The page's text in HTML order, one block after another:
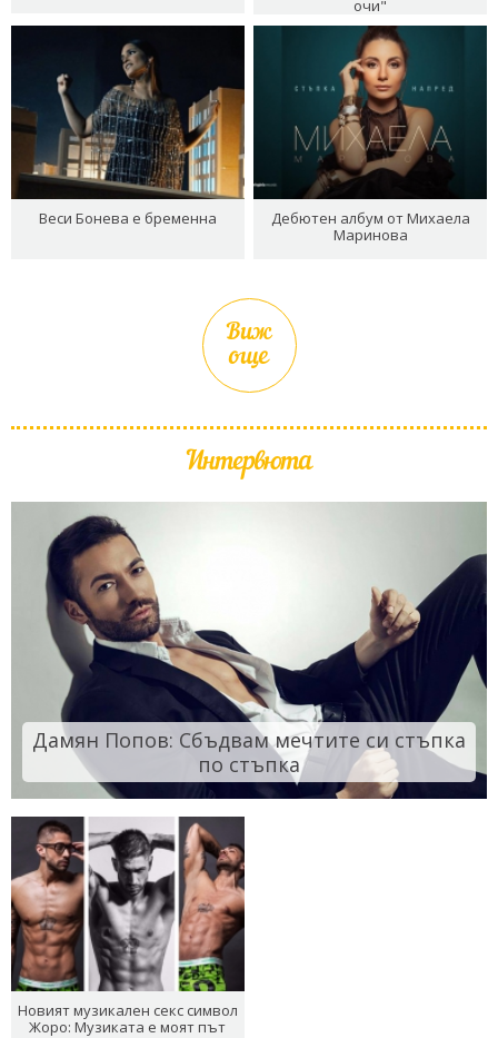
очи"
Веси Бонева е бременна
Дебютен албум от Михаела
Маринова
Виж
още
Интервюта
Дамян Попов: Сбъдвам мечтите си стъпка
по стъпка
Новият музикален секс символ
Жоро: Музиката е моят път